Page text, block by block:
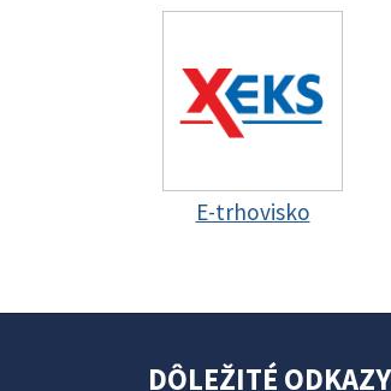
E-trhovisko
DÔLEŽITÉ ODKAZY